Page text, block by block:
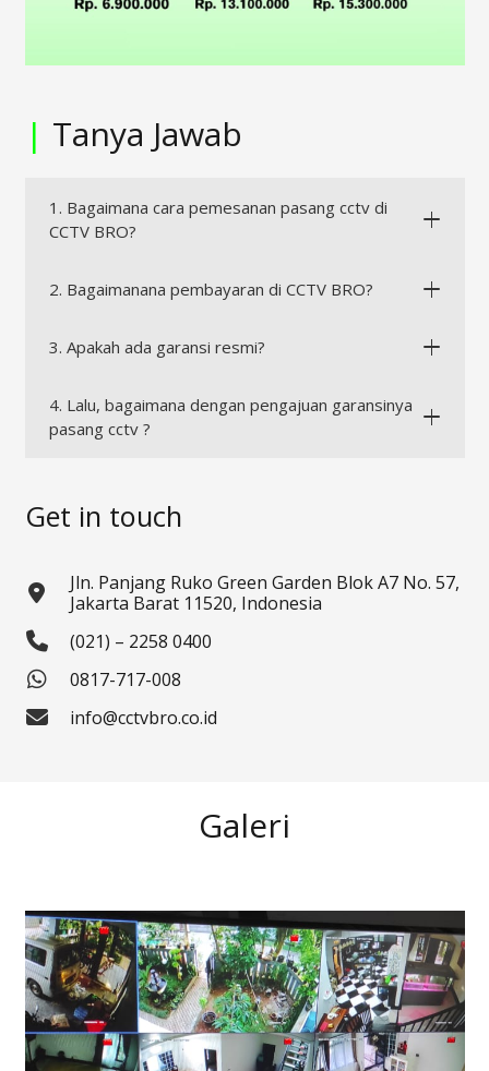
| Tanya Jawab
1. Bagaimana cara pemesanan pasang cctv di
CCTV BRO?
2. Bagaimanana pembayaran di CCTV BRO?
3. Apakah ada garansi resmi?
4. Lalu, bagaimana dengan pengajuan garansinya
pasang cctv ?
Get in touch
Jln. Panjang Ruko Green Garden Blok A7 No. 57,
Jakarta Barat 11520, Indonesia
(021) – 2258 0400
0817-717-008
info@cctvbro.co.id
Galeri